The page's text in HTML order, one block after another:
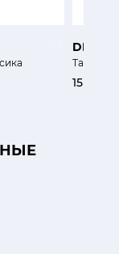
Тарелка
15 600 ₽